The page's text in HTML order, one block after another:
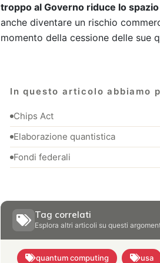
troppo al Governo riduce lo
anche diventare un rischio
momento della cessione delle sue
In questo articolo abbiamo
Chips Act
Elaborazione quantistica
Fondi federali
Tag correlati
Esplora altri articoli su questi
quantum computing usa